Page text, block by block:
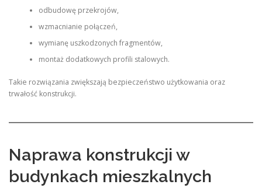
odbudowę przekrojów,
wzmacnianie połączeń,
wymianę uszkodzonych fragmentów,
montaż dodatkowych profili stalowych.
Takie rozwiązania zwiększają bezpieczeństwo użytkowania oraz
trwałość konstrukcji.
Naprawa konstrukcji w
budynkach mieszkalnych